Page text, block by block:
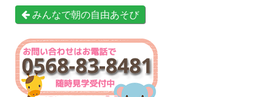
みんなで朝の自由あそび